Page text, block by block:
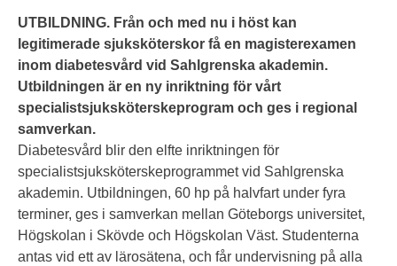
UTBILDNING. Från och med nu i höst kan
legitimerade sjuksköterskor få en magisterexamen
inom diabetesvård vid Sahlgrenska akademin.
Utbildningen är en ny inriktning för vårt
specialistsjuksköterskeprogram och ges i regional
samverkan.
Diabetesvård blir den elfte inriktningen för
specialistsjuksköterskeprogrammet vid Sahlgrenska
akademin. Utbildningen, 60 hp på halvfart under fyra
terminer, ges i samverkan mellan Göteborgs universitet,
Högskolan i Skövde och Högskolan Väst. Studenterna
antas vid ett av lärosätena, och får undervisning på alla